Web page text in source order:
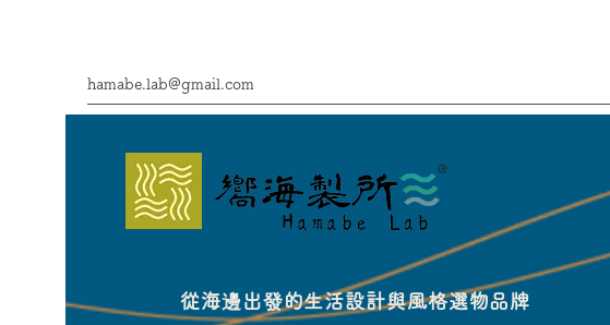
hamabe.lab@gmail.com
從海邊出發的生活設計與風格選物品牌